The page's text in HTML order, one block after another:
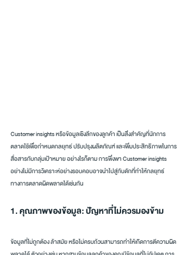
Customer insights หรือข้อมูลเชิงลึกของลูกค้า เป็นสิ่งสำคัญที่นักการ
ตลาดใช้เพื่อกำหนดกลยุทธ์ ปรับปรุงผลิตภัณฑ์ และเพิ่มประสิทธิภาพในการ
สื่อสารกับกลุ่มเป้าหมาย อย่างไรก็ตาม การพึ่งพา Customer insights
อย่างไม่มีการวิเคราะห์อย่างรอบคอบอาจนำไปสู่กับดักที่ทำให้กลยุทธ์
ทางการตลาดผิดพลาดได้เช่นกัน
1. คุณภาพของข้อมูล: ปัญหาที่ไม่ควรมองข้าม
ข้อมูลที่ไม่ถูกต้อง ล้าสมัย หรือไม่ครบถ้วนสามารถทำให้เกิดการตีความผิด